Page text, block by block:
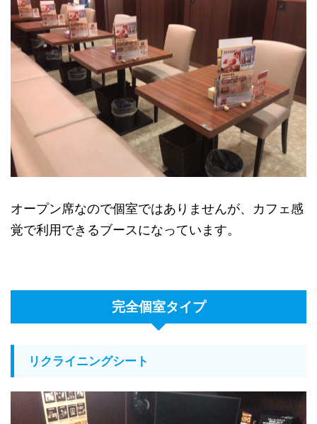
オープン席なので個室ではありませんが、カフェ感
覚で利用できるブースになっています。
完全個室タイプ
リクライニングシート